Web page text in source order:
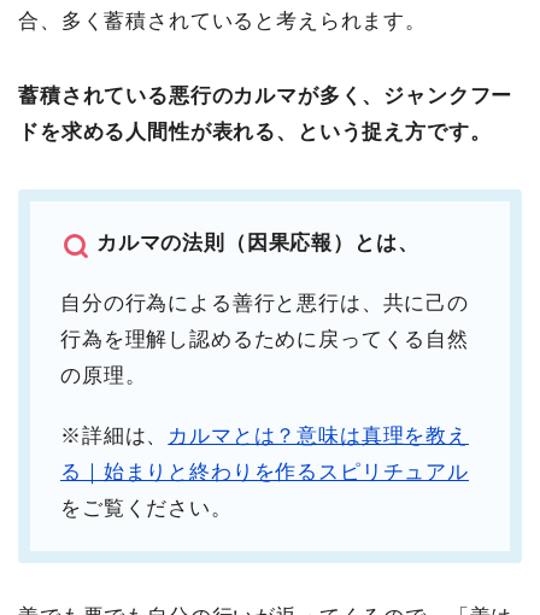
合、多く蓄積されていると考えられます。
蓄積されている悪行のカルマが多く、ジャンクフー
ドを求める人間性が表れる、という捉え方です。
カルマの法則（因果応報）とは、
自分の行為による善行と悪行は、共に己の
行為を理解し認めるために戻ってくる自然
の原理。
※詳細は、 カルマとは？意味は真理を教え
る｜始まりと終わりを作るスピリチュアル
をご覧ください。